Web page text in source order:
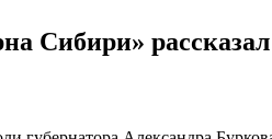
Сибири»